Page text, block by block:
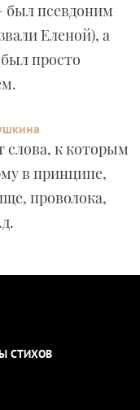
был псевдоним
Еленой), а
просто
к которым
в принципе,
проволока,
СТИХОВ